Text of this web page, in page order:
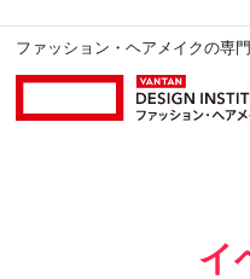
ファッション・ヘアメイクの専
イ